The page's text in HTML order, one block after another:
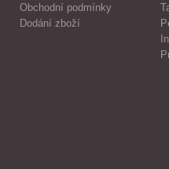
Obchodní podmínky
Dodání zboží